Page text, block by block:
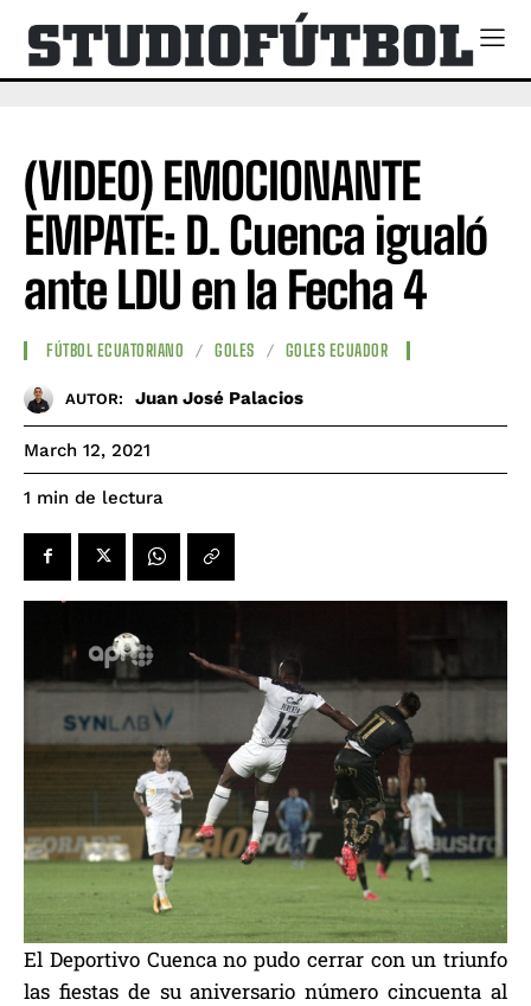
(VIDEO) EMOCIONANTE
EMPATE: D. Cuenca igualó
ante LDU en la Fecha 4
FÚTBOL ECUATORIANO GOLES GOLES ECUADOR
AUTOR: Juan José Palacios
March 12, 2021
1 min de lectura
El Deportivo Cuenca no pudo cerrar con un triunfo
las fiestas de su aniversario número cincuenta al